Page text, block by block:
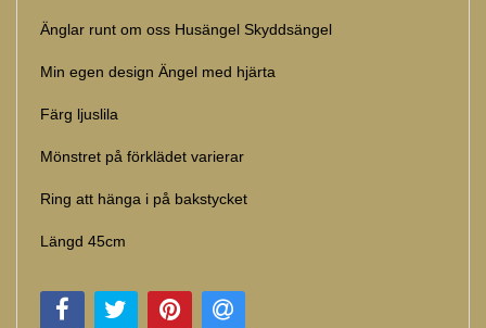
Änglar runt om oss Husängel Skyddsängel
Min egen design Ängel med hjärta
Färg ljuslila
Mönstret på förklädet varierar
Ring att hänga i på bakstycket
Längd 45cm